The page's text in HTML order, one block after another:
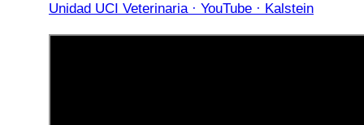
Unidad UCI Veterinaria · YouTube · Kalstein